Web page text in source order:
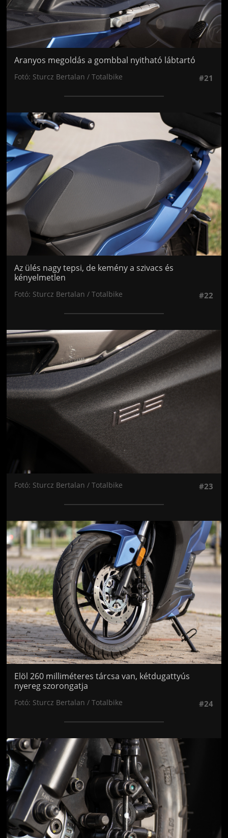
Aranyos megoldás a gombbal nyitható lábtartó
Fotó: Sturcz Bertalan / Totalbike #21
Jön még kép!
Az ülés nagy tepsi, de kemény a szivacs és
kényelmetlen
Fotó: Sturcz Bertalan / Totalbike #22
Jön még kép!
Fotó: Sturcz Bertalan / Totalbike #23
Jön még kép!
Elöl 260 milliméteres tárcsa van, kétdugattyús
nyereg szorongatja
Fotó: Sturcz Bertalan / Totalbike #24
Jön még kép!